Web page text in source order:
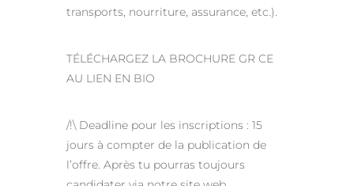
transports, nourriture, assurance, etc.).
TÉLÉCHARGEZ LA BROCHURE GR CE
AU LIEN EN BIO
/!\ Deadline pour les inscriptions : 15
jours à compter de la publication de
l’offre. Après tu pourras toujours